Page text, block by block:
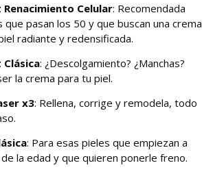
Celular: Recomendada
pasan los 50 y que buscan una crema
radiante y redensificada.
: ¿Descolgamiento? ¿Manchas?
la crema para tu piel.
x3: Rellena, corrige y remodela, todo
: Para esas pieles que empiezan a
la edad y que quieren ponerle freno.